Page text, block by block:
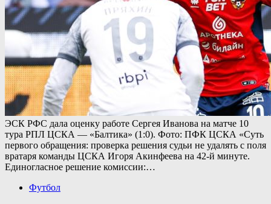
ЭСК РФС дала оценку работе Сергея Иванова на матче 10
тура РПЛ ЦСКА — «Балтика» (1:0). Фото: ПФК ЦСКА «Суть
первого обращения: проверка решения судьи не удалять с поля
вратаря команды ЦСКА Игоря Акинфеева на 42-й минуте.
Единогласное решение комиссии:…
Футбол